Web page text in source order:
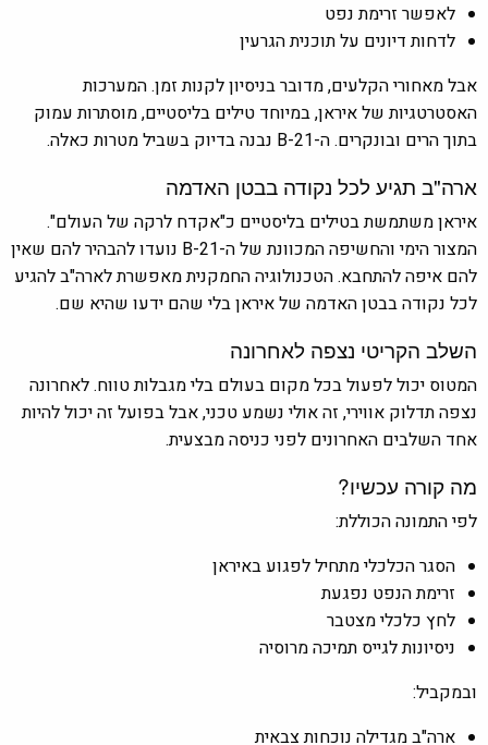
לאפשר זרימת נפט
לדחות דיונים על תוכנית הגרעין
אבל מאחורי הקלעים, מדובר בניסיון לקנות זמן. המערכות
האסטרטגיות של איראן, במיוחד טילים בליסטיים, מוסתרות עמוק
בתוך הרים ובונקרים. ה-B-21 נבנה בדיוק בשביל מטרות כאלה.
ארה"ב תגיע לכל נקודה בבטן האדמה
איראן משתמשת בטילים בליסטיים כ"אקדח לרקה של העולם".
המצור הימי והחשיפה המכוונת של ה-B-21 נועדו להבהיר להם שאין
להם איפה להתחבא. הטכנולוגיה החמקנית מאפשרת לארה"ב להגיע
לכל נקודה בבטן האדמה של איראן בלי שהם ידעו שהיא שם.
השלב הקריטי נצפה לאחרונה
המטוס יכול לפעול בכל מקום בעולם בלי מגבלות טווח. לאחרונה
נצפה תדלוק אווירי, זה אולי נשמע טכני, אבל בפועל זה יכול להיות
אחד השלבים האחרונים לפני כניסה מבצעית.
מה קורה עכשיו?
לפי התמונה הכוללת:
הסגר הכלכלי מתחיל לפגוע באיראן
זרימת הנפט נפגעת
לחץ כלכלי מצטבר
ניסיונות לגייס תמיכה מרוסיה
ובמקביל:
ארה"ב מגדילה נוכחות צבאית